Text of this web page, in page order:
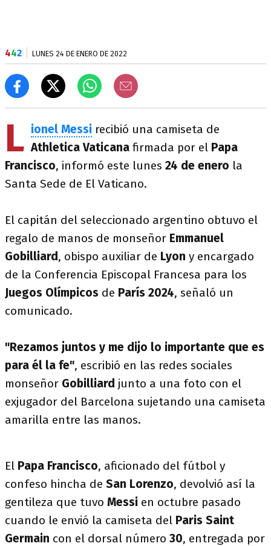
442 LUNES 24 DE ENERO DE 2022
L ionel Messi recibió una camiseta de
Athletica Vaticana firmada por el Papa
Francisco, informó este lunes 24 de enero la
Santa Sede de El Vaticano.
El capitán del seleccionado argentino obtuvo el
regalo de manos de monseñor Emmanuel
Gobilliard, obispo auxiliar de Lyon y encargado
de la Conferencia Episcopal Francesa para los
Juegos Olímpicos de París 2024, señaló un
comunicado.
"Rezamos juntos y me dijo lo importante que es
para él la fe", escribió en las redes sociales
monseñor Gobilliard junto a una foto con el
exjugador del Barcelona sujetando una camiseta
amarilla entre las manos.
El Papa Francisco, aficionado del fútbol y
confeso hincha de San Lorenzo, devolvió así la
gentileza que tuvo Messi en octubre pasado
cuando le envió la camiseta del Paris Saint
Germain con el dorsal número 30, entregada por